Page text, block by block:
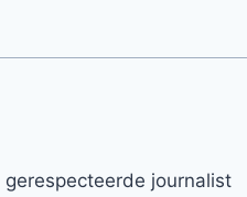
journalist